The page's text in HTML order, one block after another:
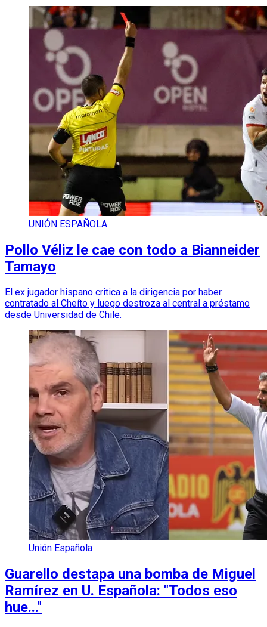
UNIÓN ESPAÑOLA
Pollo Véliz le cae con todo a Bianneider
Tamayo
El ex jugador hispano critica a la dirigencia por haber
contratado al Cheíto y luego destroza al central a préstamo
desde Universidad de Chile.
Unión Española
Guarello destapa una bomba de Miguel
Ramírez en U. Española: "Todos eso
hue..."